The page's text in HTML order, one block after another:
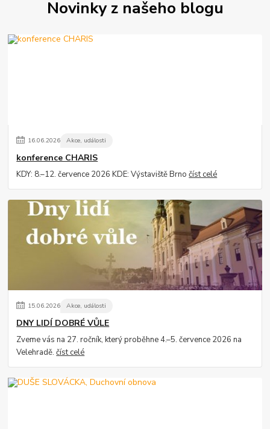
Novinky z našeho blogu
16.06.2026 Akce, události
konference CHARIS
KDY: 8.–12. července 2026 KDE: Výstaviště Brnočíst celé
15.06.2026 Akce, události
DNY LIDÍ DOBRÉ VŮLE
Zveme vás na 27. ročník, který proběhne 4.–5. července 2026 na
Velehradě.číst celé